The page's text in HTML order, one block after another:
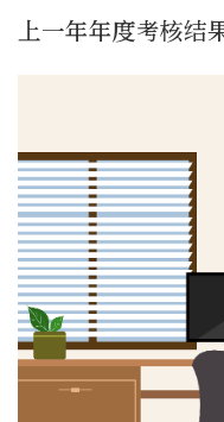
上一年年度考核结